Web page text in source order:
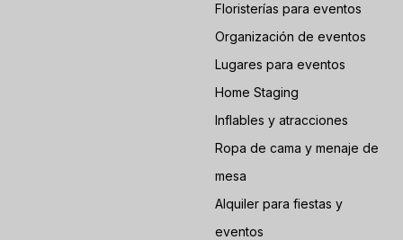
Floristerías para eventos
Organización de eventos
Lugares para eventos
Home Staging
Inflables y atracciones
Ropa de cama y menaje de
mesa
Alquiler para fiestas y
eventos